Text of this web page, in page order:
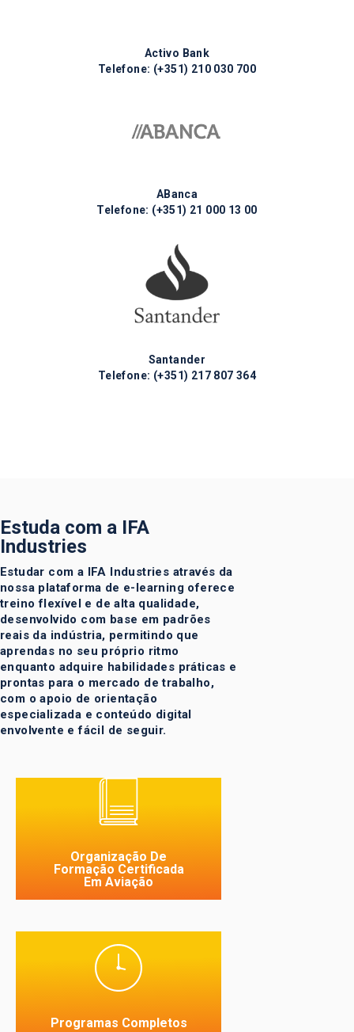
Activo Bank
Telefone: (+351) 210 030 700
ABanca
Telefone: (+351) 21 000 13 00
Santander
Telefone: (+351) 217 ​​807 364
Estuda com a IFA
Industries
Estudar com a IFA Industries através da
nossa plataforma de e-learning oferece
treino flexível e de alta qualidade,
desenvolvido com base em padrões
reais da indústria, permitindo que
aprendas no seu próprio ritmo
enquanto adquire habilidades práticas e
prontas para o mercado de trabalho,
com o apoio de orientação
especializada e conteúdo digital
envolvente e fácil de seguir.
Organização De
Formação Certificada
Em Aviação
Organização de formação
campus em Portugal e
parcerias em toda a
Europa.
Programas Completos
Aprendizagem Flexível
Cursos disponíveis: AB
Examinação